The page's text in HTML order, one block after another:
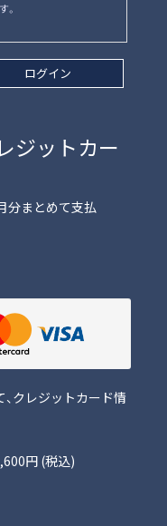
。
ログイン
ジットカー
分まとめて支払
クレジットカード情
円 (税込)